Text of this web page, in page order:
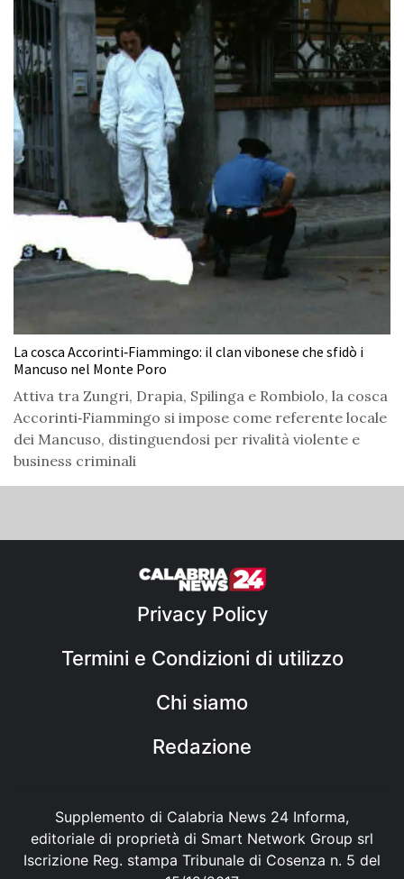
La cosca Accorinti‑Fiammingo: il clan vibonese che sfidò i
Mancuso nel Monte Poro
Attiva tra Zungri, Drapia, Spilinga e Rombiolo, la cosca
Accorinti‑Fiammingo si impose come referente locale
dei Mancuso, distinguendosi per rivalità violente e
business criminali
Privacy Policy
Termini e Condizioni di utilizzo
Chi siamo
Redazione
Supplemento di Calabria News 24 Informa,
editoriale di proprietà di Smart Network Group srl
Iscrizione Reg. stampa Tribunale di Cosenza n. 5 del